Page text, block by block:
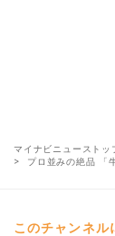
マイナビニューストッ
プロ並みの絶品 「
このチャンネル